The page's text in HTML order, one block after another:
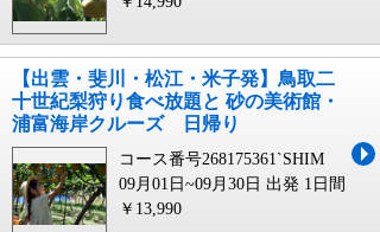
【出雲・斐川・松江・米子発】鳥取二
十世紀梨狩り食べ放題と 砂の美術館・
浦富海岸クルーズ 日帰り
コース番号268175361`SHIM
09月01日~09月30日 出発 1日間
￥13,990